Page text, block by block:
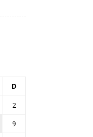
D
2
9